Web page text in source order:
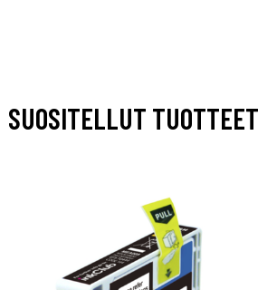
SUOSITELLUT TUOTTEET